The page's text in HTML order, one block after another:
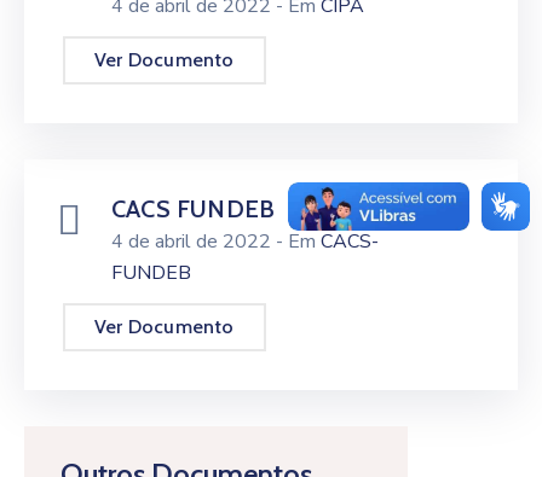
4 de abril de 2022 - Em CIPA
Ver Documento
CACS FUNDEB
4 de abril de 2022 - Em CACS-
FUNDEB
Ver Documento